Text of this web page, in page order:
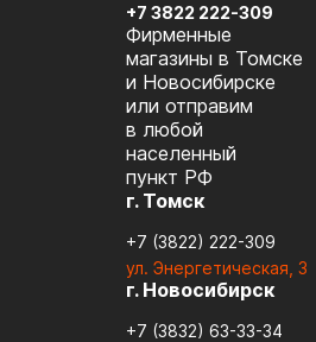
+7 3822 222-309
Фирменные
магазины в Томске
и Новосибирске
или отправим
в любой
населенный
пункт РФ
г. Томск
+7 (3822) 222-309
ул. Энергетическая, 3
г. Новосибирск
+7 (3832) 63-33-34